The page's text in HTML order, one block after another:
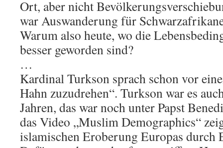
Ort, aber nicht
war Auswanderung für
Warum also heute, wo die
besser geworden sind?
…
Kardinal Turkson sprach schon vor
Hahn zuzudrehen“. Turkson war es
Jahren, das war noch unter Papst
das Video „Muslim Demographics“
islamischen Eroberung Europas durch